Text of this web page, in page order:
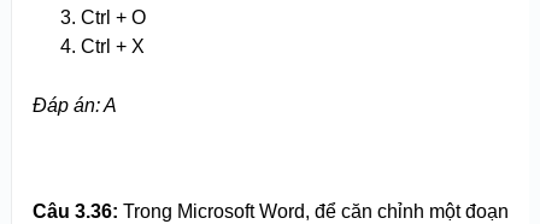
Ctrl + O
Ctrl + X
Đáp án: A
Câu 3.36: Trong Microsoft Word, để căn chỉnh một đoạn